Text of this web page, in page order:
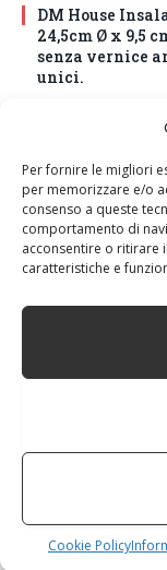
Per fornire le migliori
per memorizzare e/o
consenso a queste
comportamento di
acconsentire o ritirare
caratteristiche e
Cookie Policy
DM House
24,5cm Ø x 9,5
senza vernice
unici.
BuoQua
Grano Spremi
Comments are